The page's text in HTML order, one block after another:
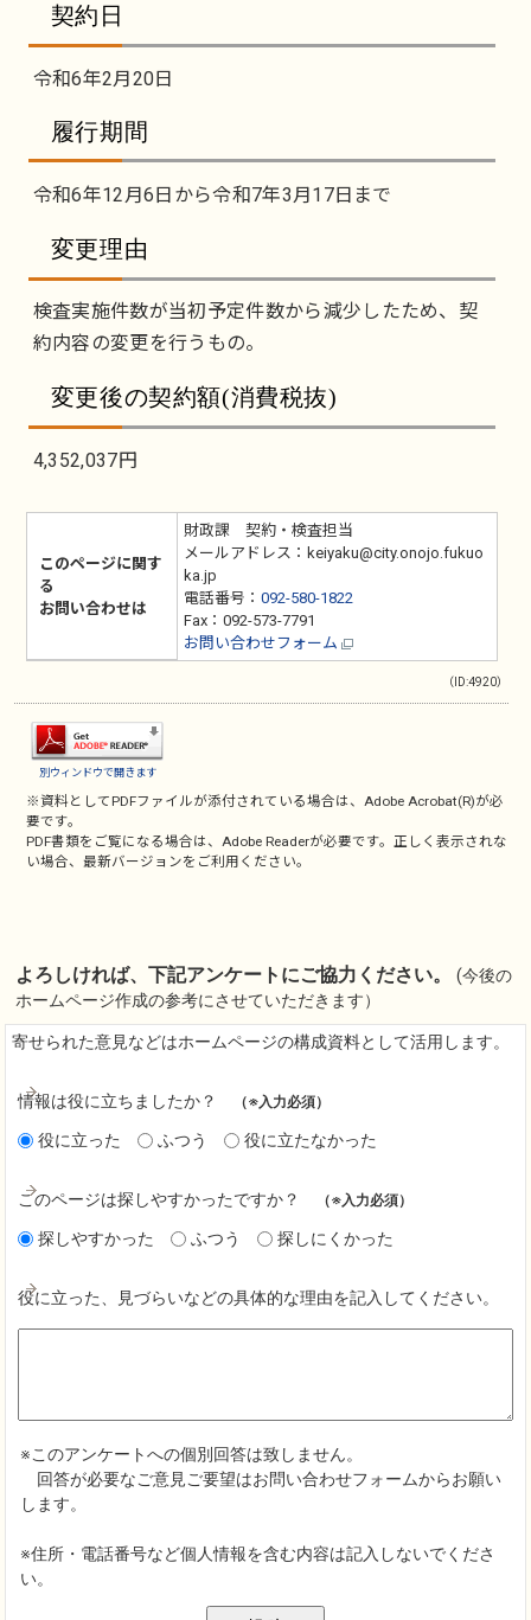
契約日
令和6年2月20日
履行期間
令和6年12月6日から令和7年3月17日まで
変更理由
検査実施件数が当初予定件数から減少したため、契
約内容の変更を行うもの。
変更後の契約額(消費税抜)
4,352,037円
このページに関す
る
お問い合わせは
財政課 契約・検査担当
メールアドレス：keiyaku@city.onojo.fukuo
ka.jp
電話番号： 092-580-1822
Fax：092-573-7791
お問い合わせフォーム
（ID:4920）
別ウィンドウで開きます
※資料としてPDFファイルが添付されている場合は、Adobe Acrobat(R)が必
要です。
PDF書類をご覧になる場合は、Adobe Readerが必要です。正しく表示されな
い場合、最新バージョンをご利用ください。